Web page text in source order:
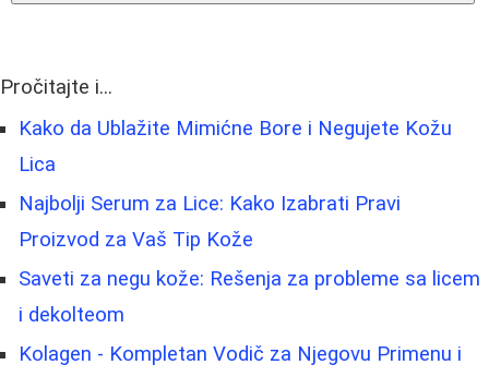
Pročitajte i...
Kako da Ublažite Mimićne Bore i Negujete Kožu
Lica
Najbolji Serum za Lice: Kako Izabrati Pravi
Proizvod za Vaš Tip Kože
Saveti za negu kože: Rešenja za probleme sa licem
i dekolteom
Kolagen - Kompletan Vodič za Njegovu Primenu i